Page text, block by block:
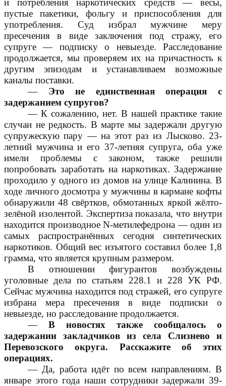
и потребления наркотических средств — весы,
пустые пакетики, фольгу и приспособления для
употребления. Суд избрал мужчине меру
пресечения в виде заключения под стражу, его
супруге — подписку о невыезде. Расследование
продолжается, мы проверяем их на причастность к
другим эпизодам и устанавливаем возможные
каналы поставки.
— Это не единственная операция с
задержанием супругов?
— К сожалению, нет. В нашей практике такие
случаи не редкость. В марте мы задержали другую
супружескую пару — на этот раз из Лысково. 23-
летний мужчина и его 37-летняя супруга, оба уже
имели проблемы с законом, также решили
попробовать заработать на наркотиках. Задержание
проходило у одного из домов на улице Калинина. В
ходе личного досмотра у мужчины в кармане кофты
обнаружили 48 свёртков, обмотанных яркой жёлто-
зелёной изолентой. Экспертиза показала, что внутри
находится производное N-метилефедрона — один из
самых распространённых сегодня синтетических
наркотиков. Общий вес изъятого составил более 1,8
грамма, что является крупным размером.
В отношении фигурантов возбуждены
уголовные дела по статьям 228.1 и 228 УК РФ.
Сейчас мужчина находится под стражей, его супруге
избрана мера пресечения в виде подписки о
невыезде, но расследование продолжается.
—В новостях также сообщалось о
задержании закладчиков из села Слизнево и
Перевозского округа. Расскажите об этих
операциях.
— Да, работа идёт по всем направлениям. В
январе этого года наши сотрудники задержали 39-